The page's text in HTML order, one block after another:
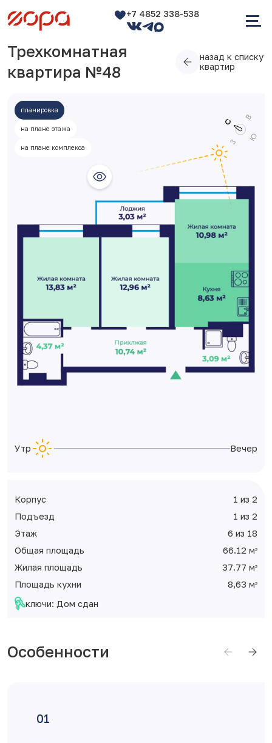
+7 4852 338-538
Трехкомнатная
квартира №48
назад к списку
квартир
планировка
на плане этажа
на плане комплекса
Утро Вечер
Корпус
1 из 2
Подъезд
1 из 2
Этаж
6 из 18
Общая площадь
66.12 м2
Жилая площадь 37.77 м2
Площадь кухни 8,63 м2
ключи: Дом сдан
Особенности